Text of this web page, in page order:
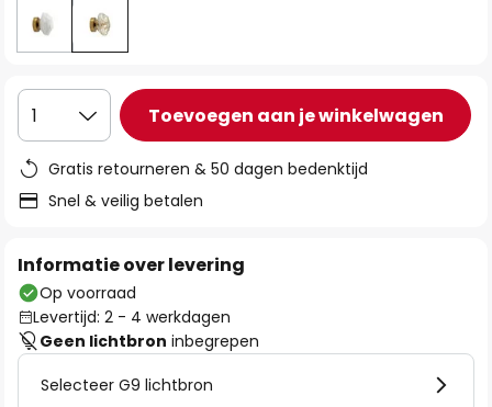
1 Toevoegen aan je winkelwagen
Gratis retourneren & 50 dagen bedenktijd
Snel & veilig betalen
Informatie over levering
Op voorraad
Levertijd: 2 - 4 werkdagen
Geen lichtbron inbegrepen
Selecteer G9 lichtbron